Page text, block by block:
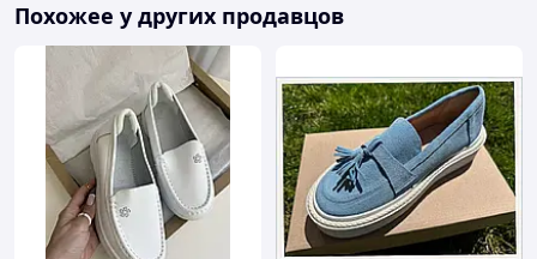
Похожее у других продавцов